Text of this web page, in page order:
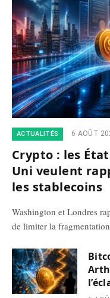
ACTUALITÉS 6 AOÛT
Crypto : les
Uni veulent
les stablecoins
Washington et Londres
de limiter la